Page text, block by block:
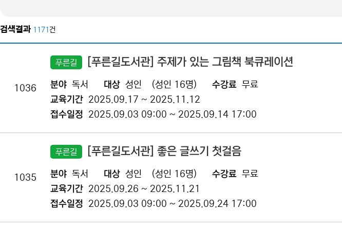
검색결과 1171 건
1036
푸른길 [푸른길도서관] 주제가 있는 그림책 북큐레이션
분야 독서 대상 성인 (성인 16명) 수강료 무료
교육기간 2025.09.17 ~ 2025.11.12
접수일정 2025.09.03 09:00 ~ 2025.09.14 17:00
1035
푸른길 [푸른길도서관] 좋은 글쓰기 첫걸음
분야 독서 대상 성인 (성인 16명) 수강료 무료
교육기간 2025.09.26 ~ 2025.11.21
접수일정 2025.09.03 09:00 ~ 2025.09.24 17:00